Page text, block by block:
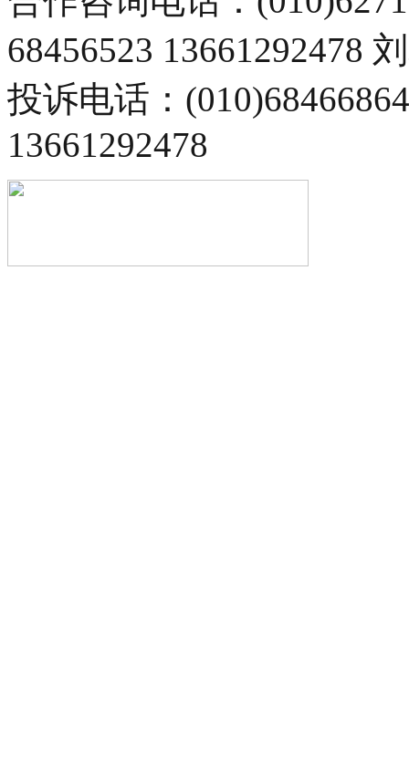
68456523 13661292478
投诉电话：
13661292478